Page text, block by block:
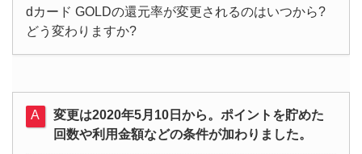
dカード GOLDの還元率が変更されるのはいつから?
どう変わりますか?
変更は2020年5月10日から。ポイントを貯めた
回数や利用金額などの条件が加わりました。